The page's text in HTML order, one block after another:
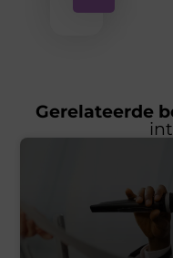
Gerelateerde